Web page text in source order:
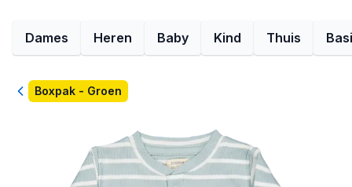
Dames Heren Baby Kind Thuis
TerugBoxpak - Groen